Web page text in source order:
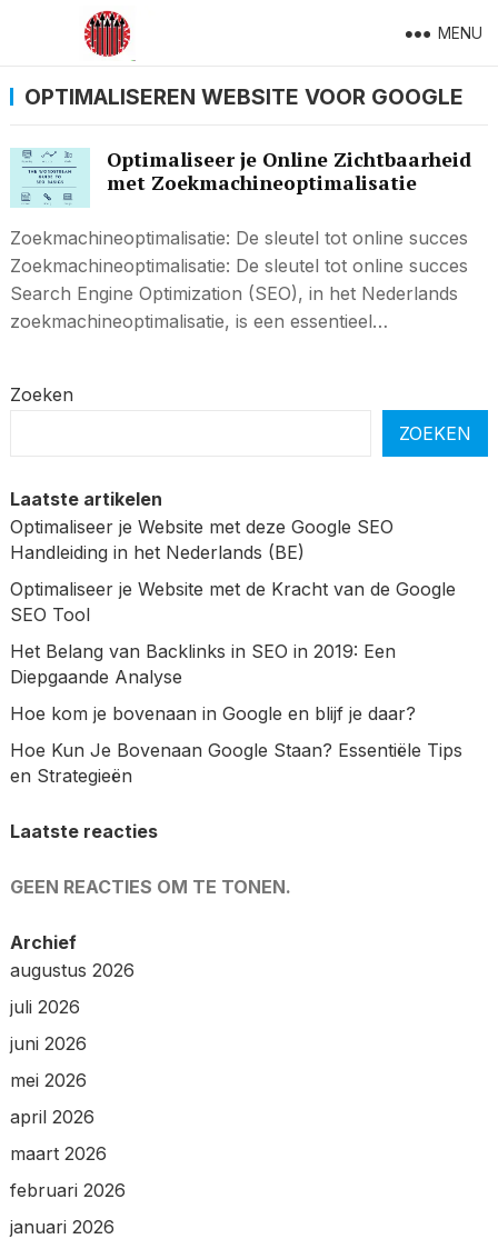
MENU
OPTIMALISEREN WEBSITE VOOR GOOGLE
Optimaliseer je Online Zichtbaarheid
met Zoekmachineoptimalisatie
Zoekmachineoptimalisatie: De sleutel tot online succes
Zoekmachineoptimalisatie: De sleutel tot online succes
Search Engine Optimization (SEO), in het Nederlands
zoekmachineoptimalisatie, is een essentieel…
Zoeken
ZOEKEN
Laatste artikelen
Optimaliseer je Website met deze Google SEO
Handleiding in het Nederlands (BE)
Optimaliseer je Website met de Kracht van de Google
SEO Tool
Het Belang van Backlinks in SEO in 2019: Een
Diepgaande Analyse
Hoe kom je bovenaan in Google en blijf je daar?
Hoe Kun Je Bovenaan Google Staan? Essentiële Tips
en Strategieën
Laatste reacties
GEEN REACTIES OM TE TONEN.
Archief
augustus 2026
juli 2026
juni 2026
mei 2026
april 2026
maart 2026
februari 2026
januari 2026